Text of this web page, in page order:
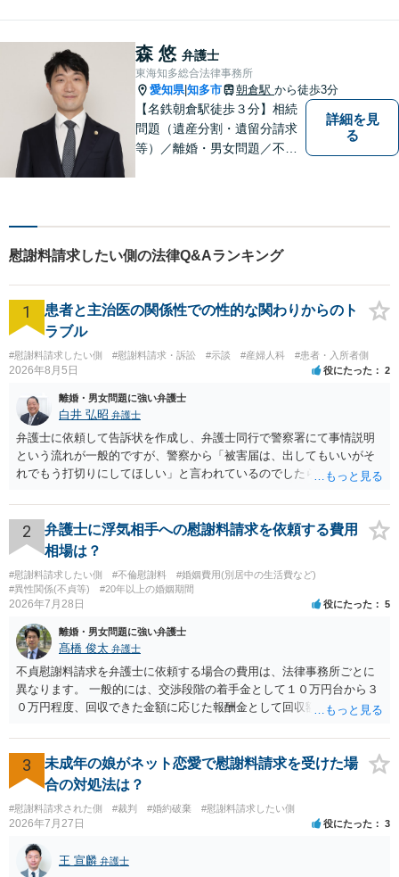
森 悠 弁護士
東海知多総合法律事務所
愛知県|知多市 朝倉駅 から徒歩3分
【名鉄朝倉駅徒歩３分】相続
問題（遺産分割・遺留分請求
等）／離婚・男女問題／不動
多数。
詳細を見
る
慰謝料請求したい側の法律Q&Aランキング
1
患者と主治医の関係性での性的な関わりからのト
ラブル
#慰謝料請求したい側 #慰謝料請求・訴訟 #示談 #産婦人科 #患者・入所者側
2026年8月5日 役にたった 2
離婚・男女問題に強い弁護士
白井 弘昭 弁護士
弁護士に依頼して告訴状を作成し、弁護士同行で警察署にて事情説明
という流れが一般的ですが、警察から「被害届は、出してもいいがそ
れでもう打切りにしてほしい」と言われているのでしたら、あまり結
検察庁に訴えるのもありかもしれないですが、実際に捜査をするの
は、結局所轄だと思われますので、やはり結論は変わらないかもしれ
ないです。 一度、最寄りの「刑事に強い」とうたっている弁護士に相
談してみてはいかがでしょうか。 以上、ご参考まで。
2
弁護士に浮気相手への慰謝料請求を依頼する費用
相場は？
#慰謝料請求したい側 #不倫慰謝料
#婚姻費用(別居中の生活費など)
#異性関係(不貞等)
#20年以上の婚姻期間
2026年7月28日 役にたった 5
離婚・男女問題に強い弁護士
髙橋 俊太 弁護士
不貞慰謝料請求を弁護士に依頼する場合の費用は、法律事務所ごとに
異なります。 一般的には、交渉段階の着手金として１０万円台から３
０万円程度、回収できた金額に応じた報酬金として回収額の１０％か
には、追加着手金や日当、実費が発生することもあります。 もっと
も、証拠が十分にあるか、相手方の住所・勤務先が分かるか、慰謝料
額、離婚の有無、交渉で終わるか訴訟まで見込むかによって、費用は
変わり得ます。依頼前に、交渉だけの場合、訴訟になった場合、回収
できなかった場合の費用を確認しておくとよいでしょう。 弁護士選び
では、不貞慰謝料案件の経験が相応にあるか、費用体系が明確か、見
通しを過度に楽観的に言い過ぎないか、質問に具体的に答えてくれる
か、連絡方法（メール、電話、弁護士直接か事務局員を介するかな
3
未成年の娘がネット恋愛で慰謝料請求を受けた場
合の対処法は？
#慰謝料請求された側 #裁判 #婚約破棄 #慰謝料請求したい側
2026年7月27日 役にたった 3
王 宣麟 弁護士